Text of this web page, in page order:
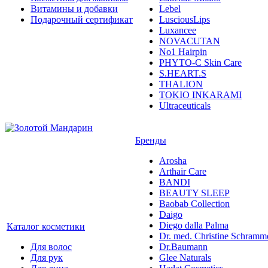
Витамины и добавки
Подарочный сертификат
Lebel
LusciousLips
Luxancee
NOVACUTAN
No1 Hairpin
PHYTO-C Skin Care
S.HEART.S
THALION
TOKIO INKARAMI
Ultraceuticals
Каталог косметики
Для волос
Для рук
Бренды
Arosha
Arthair Care
BANDI
BEAUTY SLEEP
Baobab Collection
Daigo
Diego dalla Palma
Dr. med. Christine
Dr.Baumann
Glee Naturals